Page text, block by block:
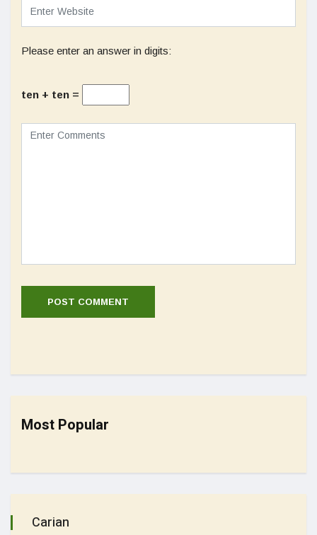
Please enter an answer in digits:
ten + ten =
Most Popular
Carian